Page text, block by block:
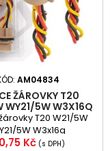
AM04834
ŽÁROVKY T20
WY21/5W W3X16Q
T20 W21/5W
5W W3x16q
Kč (s DPH)